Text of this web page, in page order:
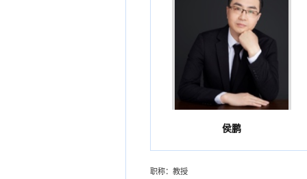
侯鹏
职称：教授